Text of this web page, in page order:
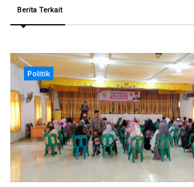
Berita Terkait
Politik